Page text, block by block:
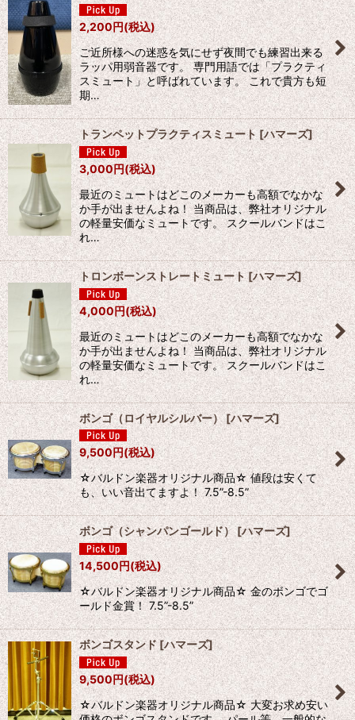
2,200円(税込)
ご近所様への迷惑を気にせず夜間でも練習出来る
ラッパ用弱音器です。 専門用語では「プラクティ
スミュート」と呼ばれています。 これで貴方も短
期…
トランペットプラクティスミュート [ハマーズ]
3,000円(税込)
最近のミュートはどこのメーカーも高額でなかな
か手が出ませんよね！ 当商品は、弊社オリジナル
の軽量安価なミュートです。 スクールバンドはこ
れ…
トロンボーンストレートミュート [ハマーズ]
4,000円(税込)
最近のミュートはどこのメーカーも高額でなかな
か手が出ませんよね！ 当商品は、弊社オリジナル
の軽量安価なミュートです。 スクールバンドはこ
れ…
ボンゴ（ロイヤルシルバー）[ハマーズ]
9,500円(税込)
☆バルドン楽器オリジナル商品☆ 値段は安くて
も、いい音出てますよ！ 7.5”-8.5”
ボンゴ（シャンパンゴールド） [ハマーズ]
14,500円(税込)
☆バルドン楽器オリジナル商品☆ 金のボンゴでゴ
ールド金賞！ 7.5”-8.5”
ボンゴスタンド[ハマーズ]
9,500円(税込)
☆バルドン楽器オリジナル商品☆ 大変お求め安い